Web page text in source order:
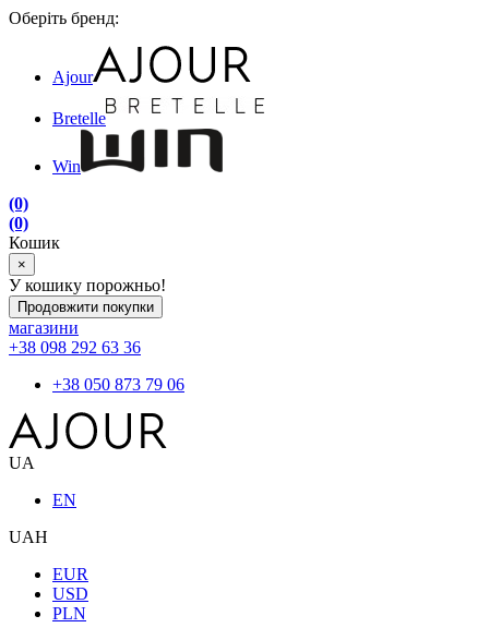
Оберіть бренд:
Ajour
Bretelle
Win
(0)
(0)
Кошик
×
У кошику порожньо!
Продовжити покупки
магазини
+38 098 292 63 36
+38 050 873 79 06
UA
EN
UAH
EUR
USD
PLN